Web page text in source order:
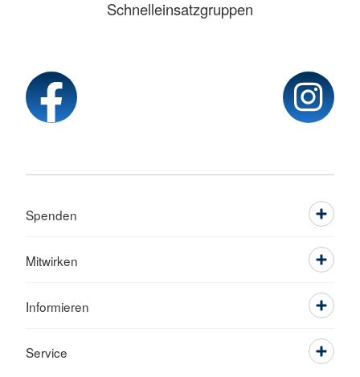
Schnelleinsatzgruppen
Spenden
Mitwirken
Informieren
Service